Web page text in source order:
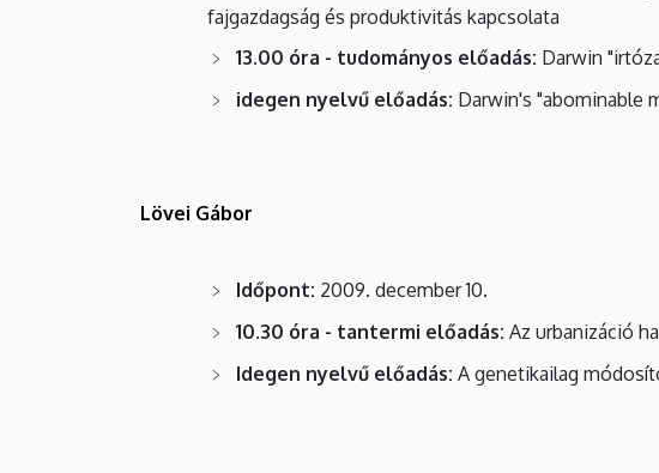
fajgazdagság és produktivitás kapcsolata
13.00 óra - tudományos előadás: Darwin
idegen nyelvű előadás: Darwin's "abominable
Lövei Gábor
Időpont: 2009. december 10.
10.30 óra - tantermi előadás: Az urbanizáció
Idegen nyelvű előadás: A genetikailag